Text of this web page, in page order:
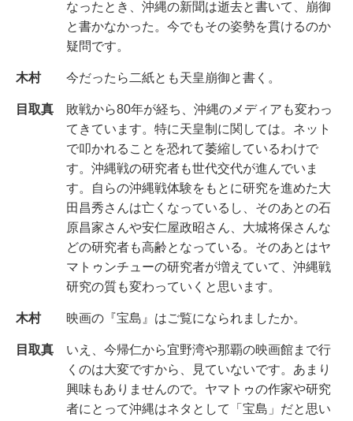
なったとき、沖縄の新聞は逝去と書いて、崩御
と書かなかった。今でもその姿勢を貫けるのか
疑問です。
木村 今だったら二紙とも天皇崩御と書く。
目取真
敗戦から80年が経ち、沖縄のメディアも変わっ
てきています。特に天皇制に関しては。ネット
で叩かれることを恐れて萎縮しているわけで
す。沖縄戦の研究者も世代交代が進んでいま
す。自らの沖縄戦体験をもとに研究を進めた大
田昌秀さんは亡くなっているし、そのあとの石
原昌家さんや安仁屋政昭さん、大城将保さんな
どの研究者も高齢となっている。そのあとはヤ
マトゥンチューの研究者が増えていて、沖縄戦
研究の質も変わっていくと思います。
木村 映画の『宝島』はご覧になられましたか。
目取真
いえ、今帰仁から宜野湾や那覇の映画館まで行
くのは大変ですから、見ていないです。あまり
興味もありませんので。ヤマトゥの作家や研究
者にとって沖縄はネタとして「宝島」だと思い